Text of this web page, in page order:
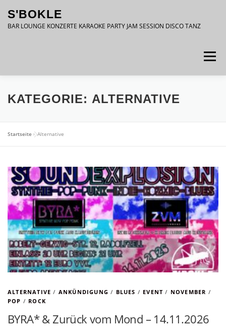
Inhalt
springen
S'BOKLE
BAR LOUNGE KONZERTE KARAOKE PARTY JAM SESSION DISCO TANZ
Menü
DATENSCHUTZ IMPRESSUM
KATEGORIE: ALTERNATIVE
Startseite »Alternative
ALTERNATIVE / ANKÜNDIGUNG / BLUES / EVENT / NOVEMBER /
POP / ROCK
BYRA* & Zurück vom Mond – 14.11.2026